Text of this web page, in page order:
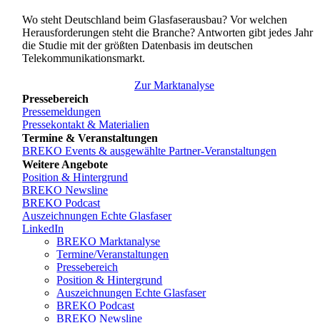
Wo steht Deutschland beim Glasfaserausbau? Vor welchen
Herausforderungen steht die Branche? Antworten gibt jedes Jahr
die Studie mit der größten Datenbasis im deutschen
Telekommunikationsmarkt.
Zur Marktanalyse
Pressebereich
Pressemeldungen
Pressekontakt & Materialien
Termine & Veranstaltungen
BREKO Events & ausgewählte Partner-Veranstaltungen
Weitere Angebote
Position & Hintergrund
BREKO Newsline
BREKO Podcast
Auszeichnungen Echte Glasfaser
LinkedIn
BREKO Marktanalyse
Termine/Veranstaltungen
Pressebereich
Position & Hintergrund
Auszeichnungen Echte Glasfaser
BREKO Podcast
BREKO Newsline